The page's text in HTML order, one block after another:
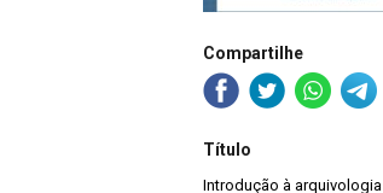
Compartilhe
Título
Introdução à arquivologia